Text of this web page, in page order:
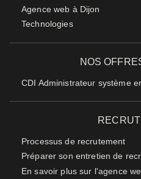
Agence web à Dijon
Technologies
NOS
CDI Administrateur système
Processus de recrutement
Préparer son entretien de
En savoir plus sur l'agence